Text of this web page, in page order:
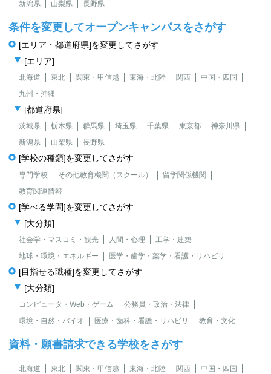
新潟県
山梨県 長野県
条件を変更してオープンキャンパスをさがす
[エリア・都道府県]を変更してさがす
[エリア]
北海道 東北 関東・甲信越 東海・北陸 関西
中国・四国
九州・沖縄
[都道府県]
茨城県 栃木県 群馬県 埼玉県 千葉県 東京都
神奈川県
新潟県
山梨県 長野県
[学校の種類]を変更してさがす
専門学校 その他教育機関（スクール）
留学関係機関
教育関連情報
[学べる学問]を変更してさがす
[大分類]
社会学・マスコミ・観光 人間・心理
工学・建築
地球・環境・エネルギー
医学・歯学・薬学・看護・リハビリ
[目指せる職種]を変更してさがす
[大分類]
コンピュータ・Web・ゲーム
公務員・政治・法律
環境・自然・バイオ
医療・歯科・看護・リハビリ 教育・文化
資料・願書請求できる学校をさがす
北海道 東北 関東・甲信越 東海・北陸 関西
中国・四国